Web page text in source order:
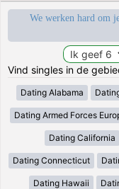
We werken hard om
Vind singles in de
Dating Alabama
Dating Armed Forces
Dating California
Dating Connecticut
Dating Hawaii